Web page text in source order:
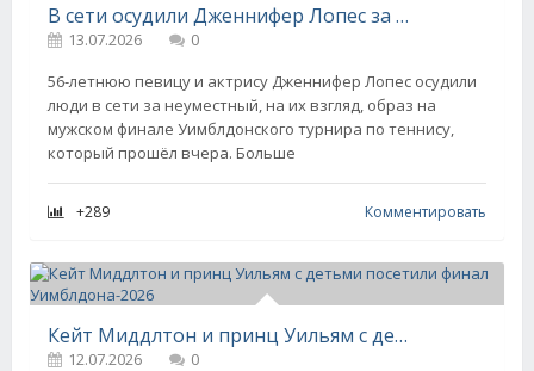
В сети осудили Дженнифер Лопес за "неуместный" образ на Уимблдоне
13.07.2026
0
56-летнюю певицу и актрису Дженнифер Лопес осудили
люди в сети за неуместный, на их взгляд, образ на
мужском финале Уимблдонского турнира по теннису,
который прошёл вчера. Больше
+289 Комментировать
Кейт Миддлтон и принц Уильям с детьми посетили финал Уимблдона-2026
12.07.2026
0